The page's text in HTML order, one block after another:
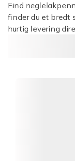
Find
finder du et bredt
hurtig levering